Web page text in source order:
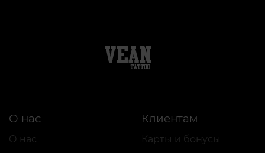
О нас
О нас
Клиентам
Карты и бонусы